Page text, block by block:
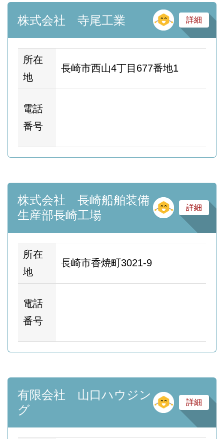
株式会社 寺尾工業 そ
詳細
所在
地
長崎市西山4丁目677番地1
電話
番号
株式会社 長崎船舶装備
生産部長崎工場
そ
詳細
所在
地
長崎市香焼町3021-9
電話
番号
有限会社 山口ハウジン
グ
そ
詳細